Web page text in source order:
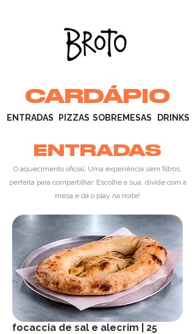
CARDÁPIO
ENTRADAS PIZZAS SOBREMESAS DRINKS
ENTRADAS
O aquecimento oficial. Uma experiência sem filtros,
perfeita para compartilhar. Escolhe a sua, divide com a
mesa e dá o play na noite!
focaccia de sal e alecrim | 25